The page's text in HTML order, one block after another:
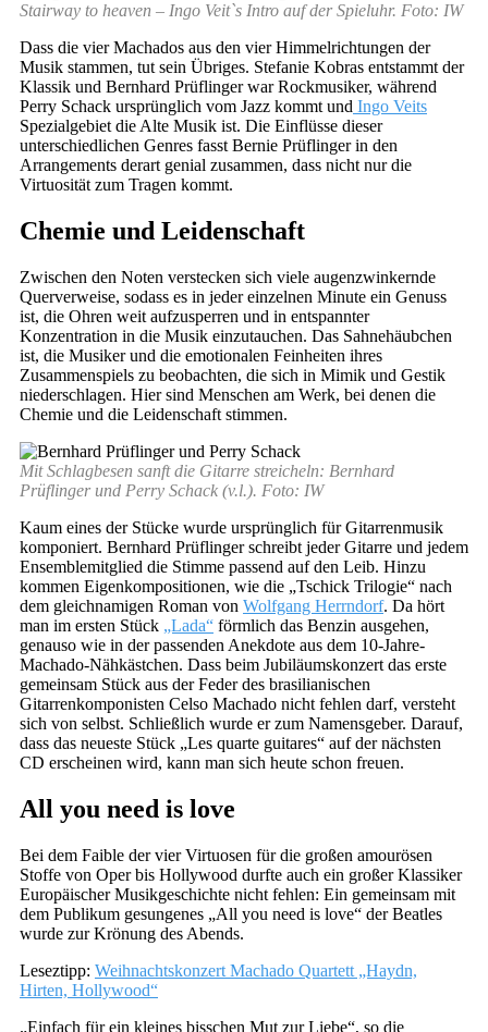
Stairway to heaven – Ingo Veit`s Intro auf der Spieluhr. Foto: IW
Dass die vier Machados aus den vier Himmelrichtungen der
Musik stammen, tut sein Übriges. Stefanie Kobras entstammt der
Klassik und Bernhard Prüflinger war Rockmusiker, während
Perry Schack ursprünglich vom Jazz kommt und Ingo Veits
Spezialgebiet die Alte Musik ist. Die Einflüsse dieser
unterschiedlichen Genres fasst Bernie Prüflinger in den
Arrangements derart genial zusammen, dass nicht nur die
Virtuosität zum Tragen kommt.
Chemie und Leidenschaft
Zwischen den Noten verstecken sich viele augenzwinkernde
Querverweise, sodass es in jeder einzelnen Minute ein Genuss
ist, die Ohren weit aufzusperren und in entspannter
Konzentration in die Musik einzutauchen. Das Sahnehäubchen
ist, die Musiker und die emotionalen Feinheiten ihres
Zusammenspiels zu beobachten, die sich in Mimik und Gestik
niederschlagen. Hier sind Menschen am Werk, bei denen die
Chemie und die Leidenschaft stimmen.
Mit Schlagbesen sanft die Gitarre streicheln: Bernhard
Prüflinger und Perry Schack (v.l.). Foto: IW
Kaum eines der Stücke wurde ursprünglich für Gitarrenmusik
komponiert. Bernhard Prüflinger schreibt jeder Gitarre und jedem
Ensemblemitglied die Stimme passend auf den Leib. Hinzu
kommen Eigenkompositionen, wie die „Tschick Trilogie“ nach
dem gleichnamigen Roman von Wolfgang Herrndorf. Da hört
man im ersten Stück „Lada“ förmlich das Benzin ausgehen,
genauso wie in der passenden Anekdote aus dem 10-Jahre-
Machado-Nähkästchen. Dass beim Jubiläumskonzert das erste
gemeinsam Stück aus der Feder des brasilianischen
Gitarrenkomponisten Celso Machado nicht fehlen darf, versteht
sich von selbst. Schließlich wurde er zum Namensgeber. Darauf,
dass das neueste Stück „Les quarte guitares“ auf der nächsten
CD erscheinen wird, kann man sich heute schon freuen.
All you need is love
Bei dem Faible der vier Virtuosen für die großen amourösen
Stoffe von Oper bis Hollywood durfte auch ein großer Klassiker
Europäischer Musikgeschichte nicht fehlen: Ein gemeinsam mit
dem Publikum gesungenes „All you need is love“ der Beatles
wurde zur Krönung des Abends.
Leseztipp: Weihnachtskonzert Machado Quartett „Haydn,
Hirten, Hollywood“
„Einfach für ein kleines bisschen Mut zur Liebe“, so die